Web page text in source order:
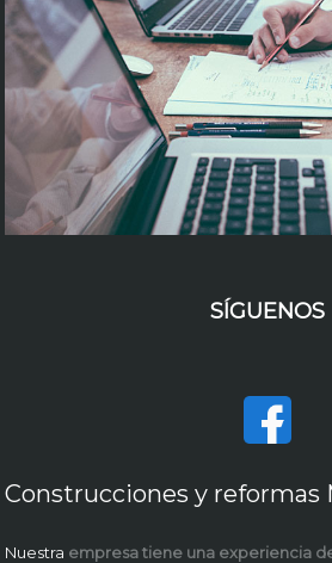
SÍGUENOS
Construcciones y reformas
Nuestra empresa tiene una experiencia